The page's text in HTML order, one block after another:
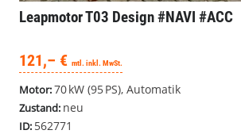
Leapmotor T03 Design #NAVI #ACC
121,– € mtl. inkl. MwSt.
Motor:70 kW (95 PS), Automatik
Zustand: neu
ID: 562771